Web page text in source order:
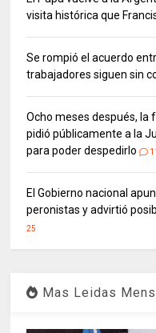
visita histórica que
Se rompió el acuerdo
trabajadores siguen sin
Ocho meses después, la
pidió públicamente a la
para poder despedirlo
El Gobierno nacional
peronistas y advirtió
25
Mas Leidas